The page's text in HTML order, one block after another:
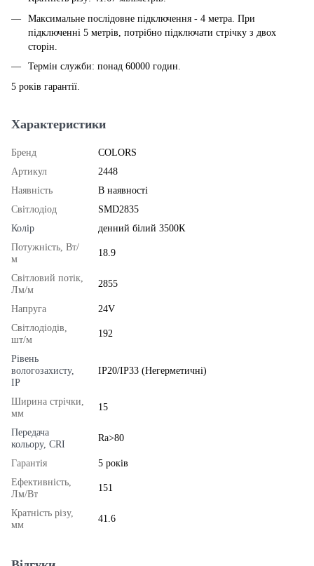
Максимальне послідовне підключення - 4 метра. При
підключенні 5 метрів, потрібно підключати стрічку з двох
сторін.
Термін служби: понад 60000 годин.
5 років гарантії.
Характеристики
Бренд
COLORS
Артикул
2448
Наявність
В наявності
Світлодіод
SMD2835
Колір
денний білий 3500К
Потужність, Вт/
м
18.9
Світловий потік,
Лм/м
2855
Напруга
24V
Світлодіодів,
шт/м
192
Рівень
вологозахисту,
IP
IP20/IP33 (Негерметичні)
Ширина стрічки,
мм
15
Передача
кольору, CRI
Ra>80
Гарантія
5 років
Ефективність,
Лм/Вт
151
Кратність різу,
мм
41.6